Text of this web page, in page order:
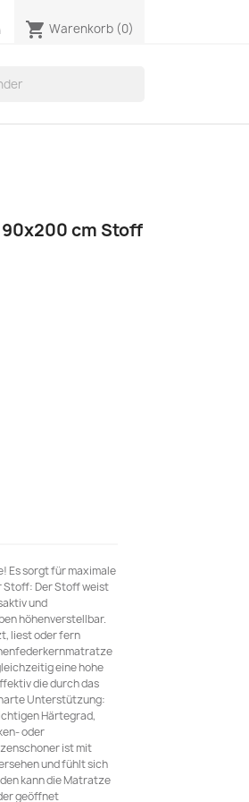
shopping_cart Warenkorb (0)
cm Stoff
Es sorgt für maximale
Stoff: Der Stoff weist
und
höhenverstellbar.
liest oder fern
eine hohe
die durch das
Unterstützung:
Härtegrad,
oder
ist mit
und fühlt sich
kann die Matratze
geöffnet